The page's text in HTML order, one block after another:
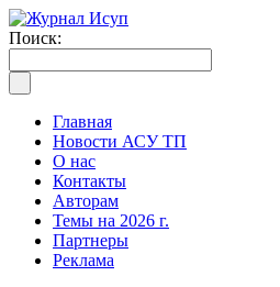
Поиск:
Главная
Новости АСУ ТП
О нас
Контакты
Авторам
Темы на 2026 г.
Партнеры
Реклама